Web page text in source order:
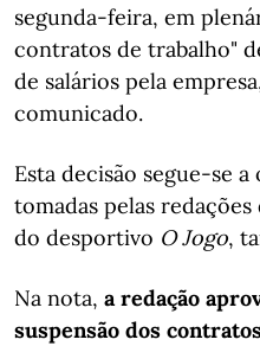
segunda-feira, em
contratos de trabalho"
de salários pela
comunicado.
Esta decisão segue-se
tomadas pelas redações
do desportivo O Jogo,
Na nota, a redação
suspensão dos